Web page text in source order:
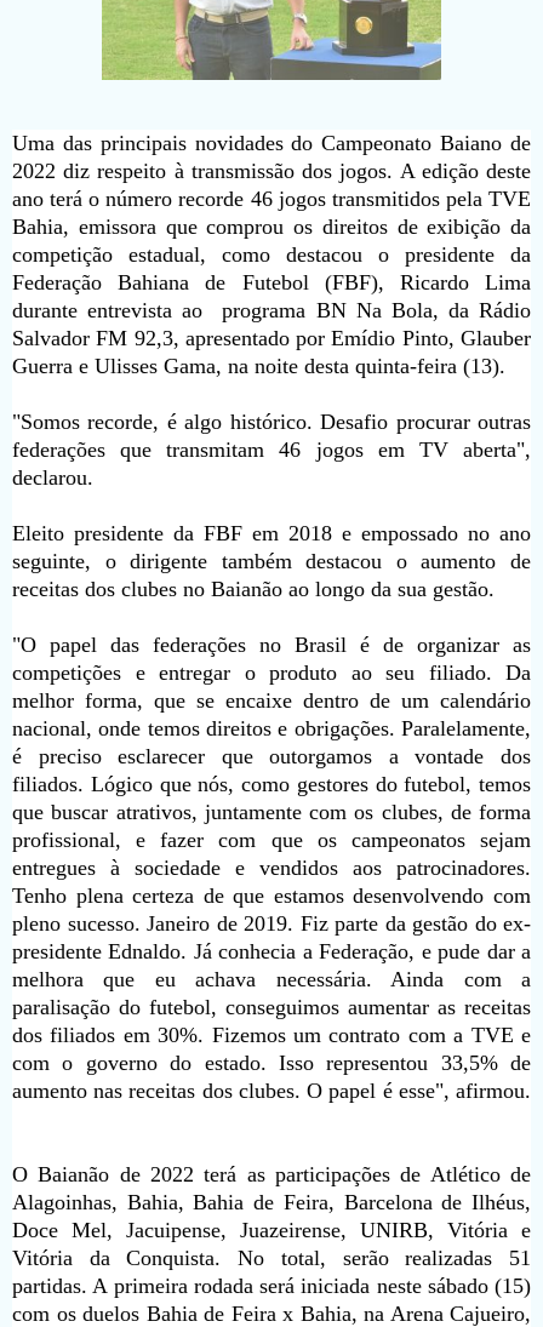
Uma das principais novidades do Campeonato Baiano de
2022 diz respeito à transmissão dos jogos. A edição deste
ano terá o número recorde 46 jogos transmitidos pela TVE
Bahia, emissora que comprou os direitos de exibição da
competição estadual, como destacou o presidente da
Federação Bahiana de Futebol (FBF), Ricardo Lima
durante entrevista ao programa BN Na Bola, da Rádio
Salvador FM 92,3, apresentado por Emídio Pinto, Glauber
Guerra e Ulisses Gama, na noite desta quinta-feira (13).
"Somos recorde, é algo histórico. Desafio procurar outras
federações que transmitam 46 jogos em TV aberta",
declarou.
Eleito presidente da FBF em 2018 e empossado no ano
seguinte, o dirigente também destacou o aumento de
receitas dos clubes no Baianão ao longo da sua gestão.
"O papel das federações no Brasil é de organizar as
competições e entregar o produto ao seu filiado. Da
melhor forma, que se encaixe dentro de um calendário
nacional, onde temos direitos e obrigações. Paralelamente,
é preciso esclarecer que outorgamos a vontade dos
filiados. Lógico que nós, como gestores do futebol, temos
que buscar atrativos, juntamente com os clubes, de forma
profissional, e fazer com que os campeonatos sejam
entregues à sociedade e vendidos aos patrocinadores.
Tenho plena certeza de que estamos desenvolvendo com
pleno sucesso. Janeiro de 2019. Fiz parte da gestão do ex-
presidente Ednaldo. Já conhecia a Federação, e pude dar a
melhora que eu achava necessária. Ainda com a
paralisação do futebol, conseguimos aumentar as receitas
dos filiados em 30%. Fizemos um contrato com a TVE e
com o governo do estado. Isso representou 33,5% de
aumento nas receitas dos clubes. O papel é esse", afirmou.
O Baianão de 2022 terá as participações de Atlético de
Alagoinhas, Bahia, Bahia de Feira, Barcelona de Ilhéus,
Doce Mel, Jacuipense, Juazeirense, UNIRB, Vitória e
Vitória da Conquista. No total, serão realizadas 51
partidas. A primeira rodada será iniciada neste sábado (15)
com os duelos Bahia de Feira x Bahia, na Arena Cajueiro,